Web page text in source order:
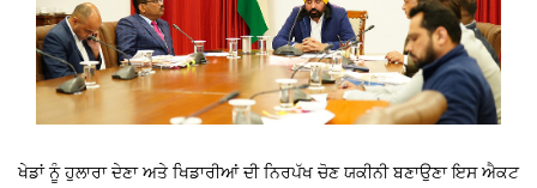
ਖੇਡਾਂ ਨੂੰ ਹੁਲਾਰਾ ਦੇਣਾ ਅਤੇ ਖਿਡਾਰੀਆਂ ਦੀ ਨਿਰਪੱਖ ਚੋਣ ਯਕੀਨੀ ਬਣਾਉਣਾ ਇਸ ਐਕਟ